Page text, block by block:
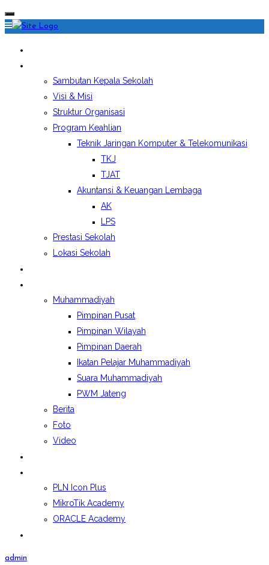
Sambutan Kepala Sekolah
Visi & Misi
Struktur Organisasi
Program Keahlian
Teknik Jaringan Komputer & Telekomunikasi
TKJ
TJAT
Akuntansi & Keuangan Lembaga
AK
LPS
Prestasi Sekolah
Lokasi Sekolah
Muhammadiyah
Pimpinan Pusat
Pimpinan Wilayah
Pimpinan Daerah
Ikatan Pelajar Muhammadiyah
Suara Muhammadiyah
PWM Jateng
Berita
Foto
Video
PLN Icon Plus
MikroTik Academy
ORACLE Academy
admin